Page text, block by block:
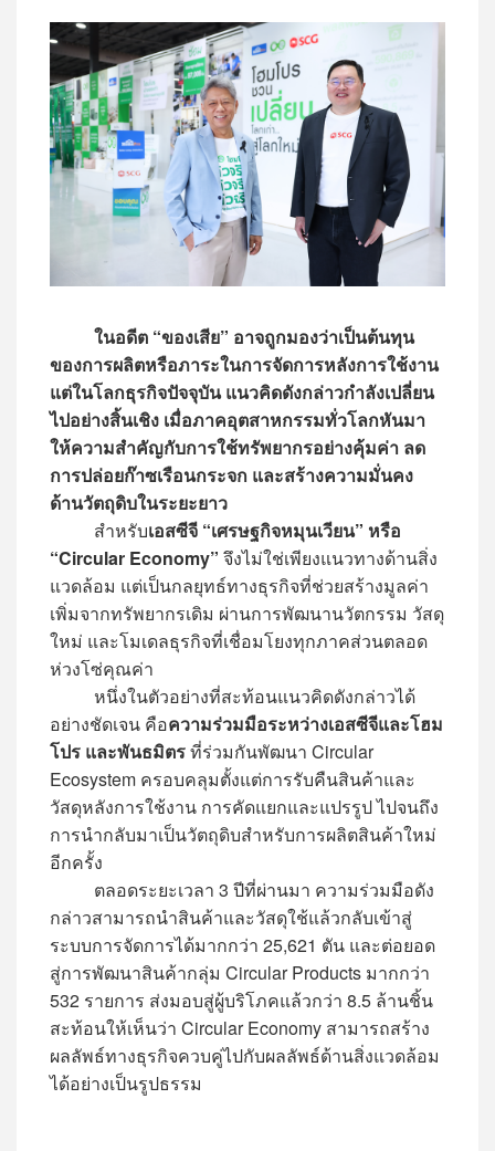
ในอดีต “ของเสีย” อาจถูกมองว่าเป็นต้นทุน
ของการผลิตหรือภาระในการจัดการหลังการใช้งาน
แต่ในโลกธุรกิจปัจจุบัน แนวคิดดังกล่าวกำลังเปลี่ยน
ไปอย่างสิ้นเชิง เมื่อภาคอุตสาหกรรมทั่วโลกหันมา
ให้ความสำคัญกับการใช้ทรัพยากรอย่างคุ้มค่า ลด
การปล่อยก๊าซเรือนกระจก และสร้างความมั่นคง
ด้านวัตถุดิบในระยะยาว
สำหรับเอสซีจี “เศรษฐกิจหมุนเวียน” หรือ
“Circular Economy” จึงไม่ใช่เพียงแนวทางด้านสิ่ง
แวดล้อม แต่เป็นกลยุทธ์ทางธุรกิจที่ช่วยสร้างมูลค่า
เพิ่มจากทรัพยากรเดิม ผ่านการพัฒนานวัตกรรม วัสดุ
ใหม่ และโมเดลธุรกิจที่เชื่อมโยงทุกภาคส่วนตลอด
ห่วงโซ่คุณค่า
หนึ่งในตัวอย่างที่สะท้อนแนวคิดดังกล่าวได้
อย่างชัดเจน คือความร่วมมือระหว่างเอสซีจีและโฮม
โปร และพันธมิตรที่ร่วมกันพัฒนา Circular
Ecosystem ครอบคลุมตั้งแต่การรับคืนสินค้าและ
วัสดุหลังการใช้งาน การคัดแยกและแปรรูป ไปจนถึง
การนำกลับมาเป็นวัตถุดิบสำหรับการผลิตสินค้าใหม่
อีกครั้ง
ตลอดระยะเวลา 3 ปีที่ผ่านมา ความร่วมมือดัง
กล่าวสามารถนำสินค้าและวัสดุใช้แล้วกลับเข้าสู่
ระบบการจัดการได้มากกว่า 25,621 ตัน และต่อยอด
สู่การพัฒนาสินค้ากลุ่ม Circular Products มากกว่า
532 รายการ ส่งมอบสู่ผู้บริโภคแล้วกว่า 8.5 ล้านชิ้น
สะท้อนให้เห็นว่า Circular Economy สามารถสร้าง
ผลลัพธ์ทางธุรกิจควบคู่ไปกับผลลัพธ์ด้านสิ่งแวดล้อม
ได้อย่างเป็นรูปธรรม